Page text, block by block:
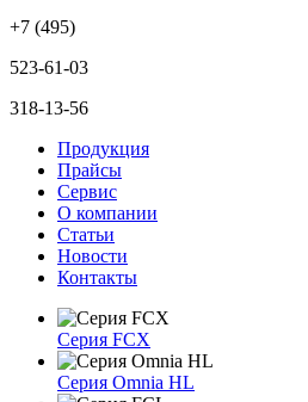
+7 (495)
523-61-03
318-13-56
Продукция
Прайсы
Сервис
О компании
Статьи
Новости
Контакты
Серия FCX
Серия Omnia HL